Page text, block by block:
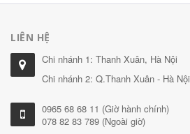
LIÊN HỆ
Chi nhánh 1: Thanh Xuân, Hà Nội
Chi nhánh 2: Q.Thanh Xuân - Hà Nội
0965 68 68 11 (Giờ hành chính)
078 82 83 789 (Ngoài giờ)